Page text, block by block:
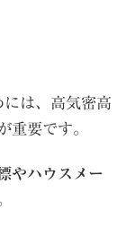
は、高気密高
重要です。
やハウスメー